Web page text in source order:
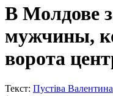
В Молдове
мужчины,
ворота
Текст: Пустіва Валентина